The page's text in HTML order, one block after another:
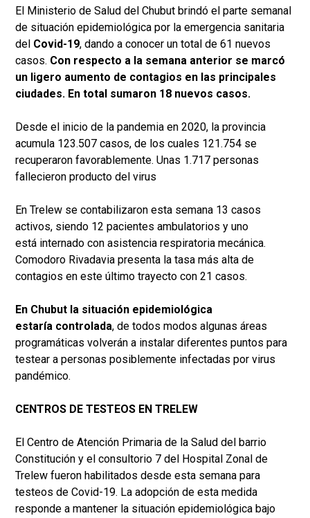
El Ministerio de Salud del Chubut brindó el parte semanal
de situación epidemiológica por la emergencia sanitaria
del Covid-19, dando a conocer un total de 61 nuevos
casos. Con respecto a la semana anterior se marcó
un ligero aumento de contagios en las principales
ciudades. En total sumaron 18 nuevos casos.
Desde el inicio de la pandemia en 2020, la provincia
acumula 123.507 casos, de los cuales 121.754 se
recuperaron favorablemente. Unas 1.717 personas
fallecieron producto del virus
En Trelew se contabilizaron esta semana 13 casos
activos, siendo 12 pacientes ambulatorios y uno
está internado con asistencia respiratoria mecánica.
Comodoro Rivadavia presenta la tasa más alta de
contagios en este último trayecto con 21 casos.
En Chubut la situación epidemiológica
estaría controlada, de todos modos algunas áreas
programáticas volverán a instalar diferentes puntos para
testear a personas posiblemente infectadas por virus
pandémico.
CENTROS DE TESTEOS EN TRELEW
El Centro de Atención Primaria de la Salud del barrio
Constitución y el consultorio 7 del Hospital Zonal de
Trelew fueron habilitados desde esta semana para
testeos de Covid-19. La adopción de esta medida
responde a mantener la situación epidemiológica bajo